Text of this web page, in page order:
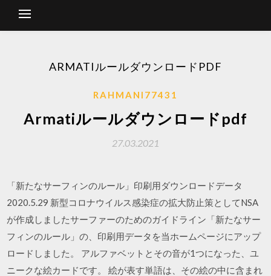
ARMATIルールダウンロードPDF
RAHMANI77431
Armatiルールダウンロードpdf
27.03.2021
「新たなサーフィンのルール」印刷用ダウンロードデータ
2020.5.29 新型コロナウイルス感染症の拡大防止策としてNSA
が作成しましたサーファーのためのガイドライン「新たなサー
フィンのルール」の、印刷用データを当ホームページにアップ
ロードしました。 アルファベットとその音が1つになった、ユ
ニークな絵カードです。 絵が表す単語は、その絵の中に含まれ